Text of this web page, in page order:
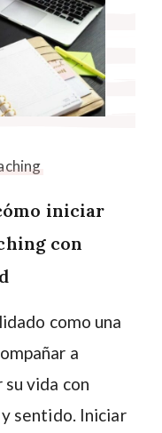
iniciar
con
como una
a
vida con
sentido. Iniciar